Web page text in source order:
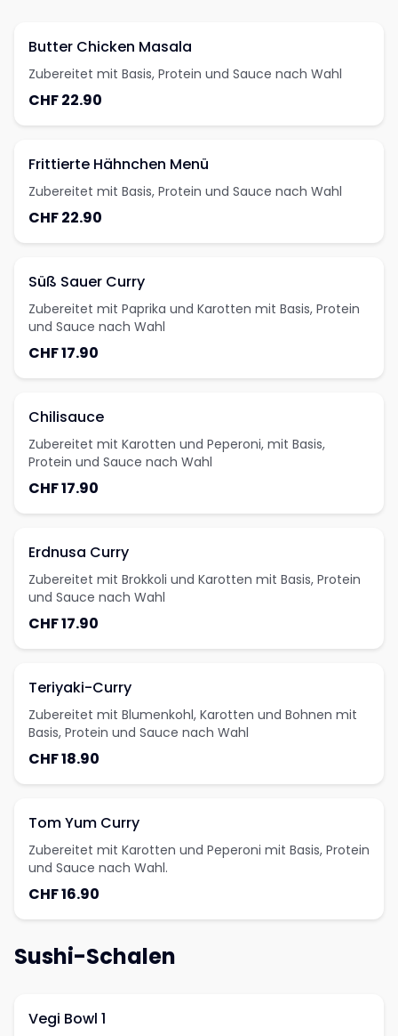
Butter Chicken Masala
Zubereitet mit Basis, Protein und Sauce nach Wahl
CHF 22.90
Frittierte Hähnchen Menü
Zubereitet mit Basis, Protein und Sauce nach Wahl
CHF 22.90
Süß Sauer Curry
Zubereitet mit Paprika und Karotten mit Basis, Protein
und Sauce nach Wahl
CHF 17.90
Chilisauce
Zubereitet mit Karotten und Peperoni, mit Basis,
Protein und Sauce nach Wahl
CHF 17.90
Erdnusa Curry
Zubereitet mit Brokkoli und Karotten mit Basis, Protein
und Sauce nach Wahl
CHF 17.90
Teriyaki-Curry
Zubereitet mit Blumenkohl, Karotten und Bohnen mit
Basis, Protein und Sauce nach Wahl
CHF 18.90
Tom Yum Curry
Zubereitet mit Karotten und Peperoni mit Basis, Protein
und Sauce nach Wahl.
CHF 16.90
Sushi-Schalen
Vegi Bowl 1